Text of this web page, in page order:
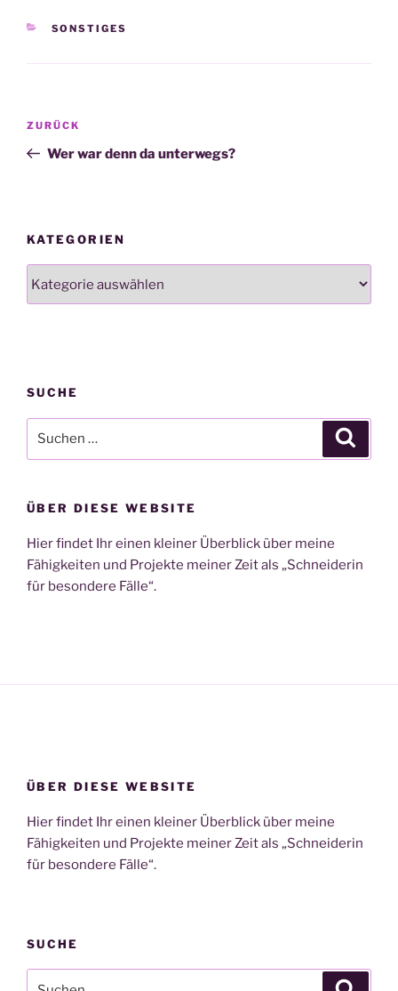
KATEGORIEN
SONSTIGES
Beitragsnavigation
Vorheriger
Beitrag
ZURÜCK
Wer war denn da unterwegs?
KATEGORIEN
SUCHE
nach:
ÜBER DIESE WEBSITE
Hier findet Ihr einen kleiner Überblick über meine
Fähigkeiten und Projekte meiner Zeit als „Schneiderin
für besondere Fälle“.
ÜBER DIESE WEBSITE
Hier findet Ihr einen kleiner Überblick über meine
Fähigkeiten und Projekte meiner Zeit als „Schneiderin
für besondere Fälle“.
SUCHE